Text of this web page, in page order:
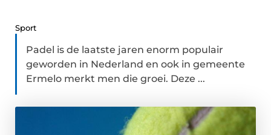
Sport
Padel is de laatste jaren enorm populair
geworden in Nederland en ook in gemeente
Ermelo merkt men die groei. Deze ...